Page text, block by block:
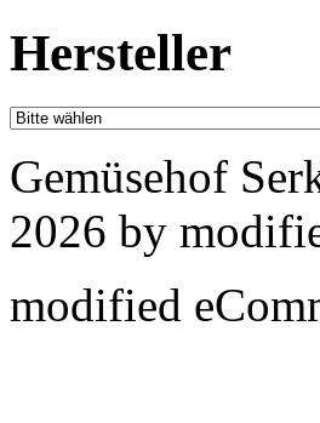
Hersteller
Gemüsehof
2026 by mod
modified